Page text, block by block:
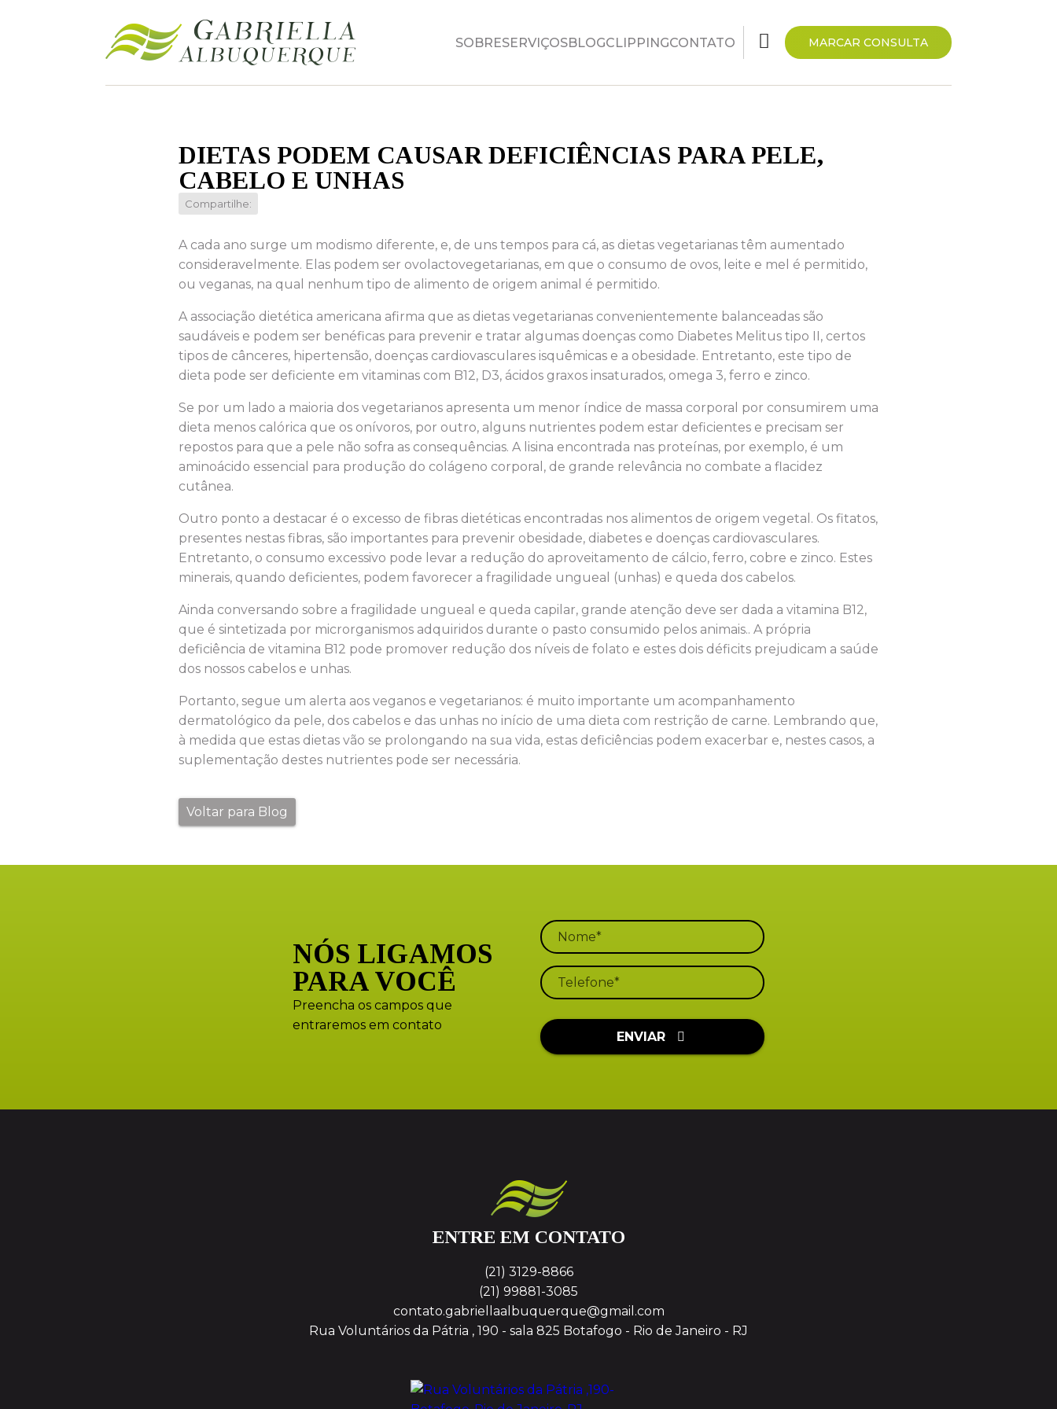
SOBRESERVIÇOSBLOGCLIPPINGCONTATO MARCAR CONSULTA
DIETAS PODEM CAUSAR DEFICIÊNCIAS PARA PELE,
CABELO E UNHAS
Compartilhe:
A cada ano surge um modismo diferente, e, de uns tempos para cá, as dietas vegetarianas têm aumentado
consideravelmente. Elas podem ser ovolactovegetarianas, em que o consumo de ovos, leite e mel é permitido,
ou veganas, na qual nenhum tipo de alimento de origem animal é permitido.
A associação dietética americana afirma que as dietas vegetarianas convenientemente balanceadas são
saudáveis e podem ser benéficas para prevenir e tratar algumas doenças como Diabetes Melitus tipo II, certos
tipos de cânceres, hipertensão, doenças cardiovasculares isquêmicas e a obesidade. Entretanto, este tipo de
dieta pode ser deficiente em vitaminas com B12, D3, ácidos graxos insaturados, omega 3, ferro e zinco.
Se por um lado a maioria dos vegetarianos apresenta um menor índice de massa corporal por consumirem uma
dieta menos calórica que os onívoros, por outro, alguns nutrientes podem estar deficientes e precisam ser
repostos para que a pele não sofra as consequências. A lisina encontrada nas proteínas, por exemplo, é um
aminoácido essencial para produção do colágeno corporal, de grande relevância no combate a flacidez
cutânea.
Outro ponto a destacar é o excesso de fibras dietéticas encontradas nos alimentos de origem vegetal. Os fitatos,
presentes nestas fibras, são importantes para prevenir obesidade, diabetes e doenças cardiovasculares.
Entretanto, o consumo excessivo pode levar a redução do aproveitamento de cálcio, ferro, cobre e zinco. Estes
minerais, quando deficientes, podem favorecer a fragilidade ungueal (unhas) e queda dos cabelos.
Ainda conversando sobre a fragilidade ungueal e queda capilar, grande atenção deve ser dada a vitamina B12,
que é sintetizada por microrganismos adquiridos durante o pasto consumido pelos animais.. A própria
deficiência de vitamina B12 pode promover redução dos níveis de folato e estes dois déficits prejudicam a saúde
dos nossos cabelos e unhas.
Portanto, segue um alerta aos veganos e vegetarianos: é muito importante um acompanhamento
dermatológico da pele, dos cabelos e das unhas no início de uma dieta com restrição de carne. Lembrando que,
à medida que estas dietas vão se prolongando na sua vida, estas deficiências podem exacerbar e, nestes casos, a
suplementação destes nutrientes pode ser necessária.
Voltar para Blog
NÓS LIGAMOS
PARA VOCÊ
Preencha os campos que
entraremos em contato
ENVIAR
ENTRE EM CONTATO
(21) 3129-8866
(21) 99881-3085
contato.gabriellaalbuquerque@gmail.com
Rua Voluntários da Pátria , 190 - sala 825 Botafogo - Rio de Janeiro - RJ